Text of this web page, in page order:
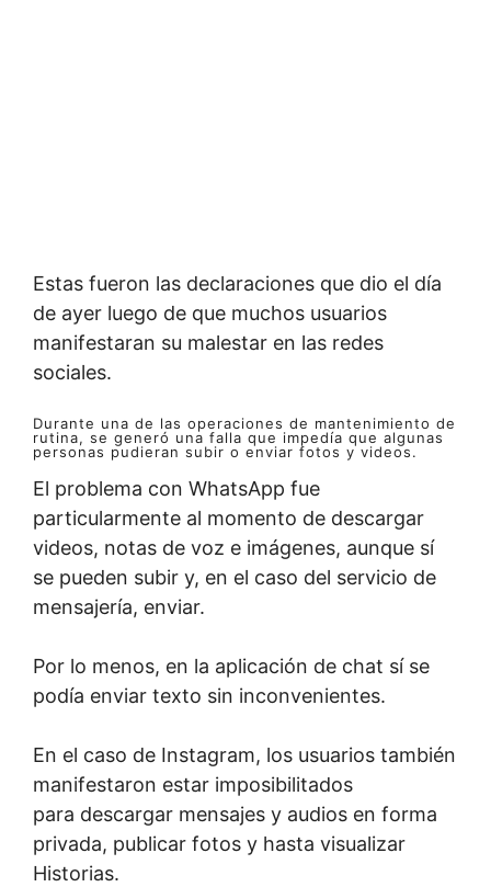
Estas fueron las declaraciones que dio el día
de ayer luego de que muchos usuarios
manifestaran su malestar en las redes
sociales.
Durante una de las operaciones de mantenimiento de
rutina, se generó una falla que impedía que algunas
personas pudieran subir o enviar fotos y videos.
El problema con WhatsApp fue
particularmente al momento de descargar
videos, notas de voz e imágenes, aunque sí
se pueden subir y, en el caso del servicio de
mensajería, enviar.
Por lo menos, en la aplicación de chat sí se
podía enviar texto sin inconvenientes.
En el caso de Instagram, los usuarios también
manifestaron estar imposibilitados
para descargar mensajes y audios en forma
privada, publicar fotos y hasta visualizar
Historias.